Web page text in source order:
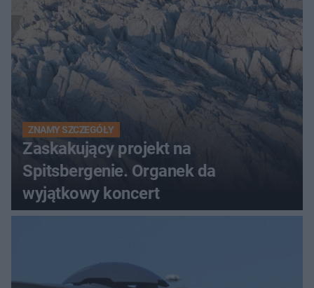
ZNAMY SZCZEGÓŁY
Zaskakujący projekt na
Spitsbergenie. Organek da
wyjątkowy koncert